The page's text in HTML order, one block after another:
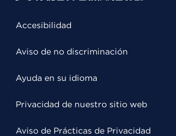
Accesibilidad
Aviso de no discriminación
Ayuda en su idioma
Privacidad de nuestro sitio web
Aviso de Prácticas de Privacidad